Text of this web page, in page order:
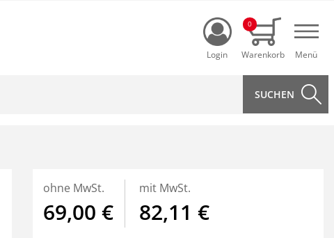
Login
0
ohne MwSt.
69,00 €
mit MwSt.
82,11 €